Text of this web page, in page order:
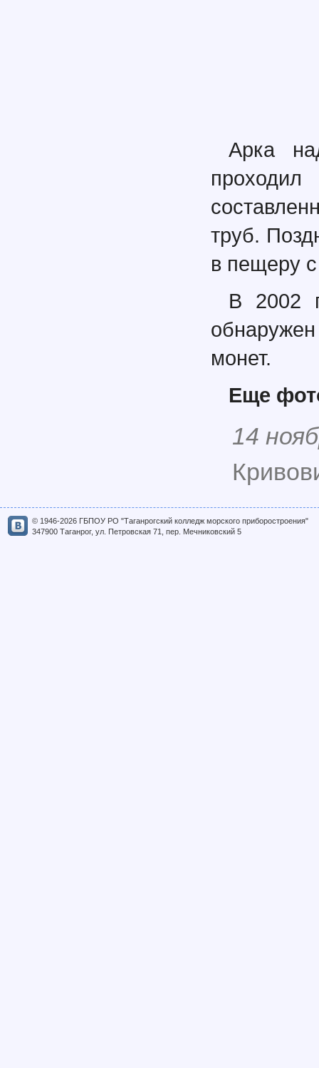
Арка
труб.
в пещеру
В 2002
монет.
Еще
14
© 1946-2026 ГБПОУ РО "Таганрогский колледж морского приборостроения"
347900 Таганрог, ул. Петровская 71, пер. Мечниковский 5